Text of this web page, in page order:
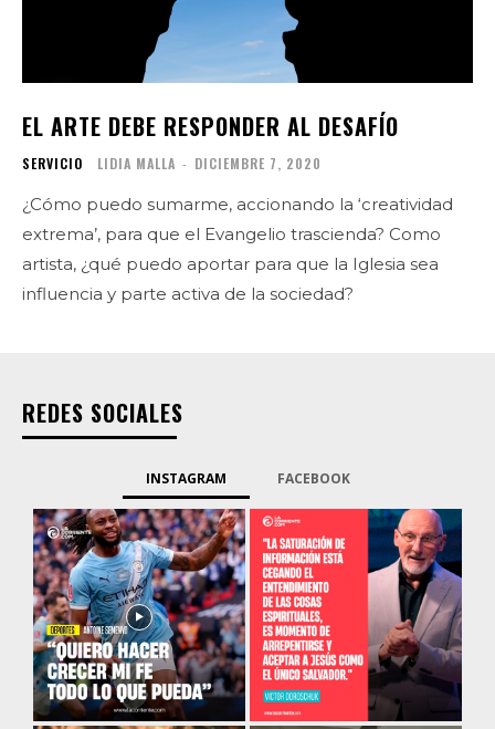
EL ARTE DEBE RESPONDER AL DESAFÍO
SERVICIO LIDIA MALLA - DICIEMBRE 7, 2020
¿Cómo puedo sumarme, accionando la ‘creatividad
extrema’, para que el Evangelio trascienda? Como
artista, ¿qué puedo aportar para que la Iglesia sea
influencia y parte activa de la sociedad?
REDES SOCIALES
INSTAGRAM FACEBOOK